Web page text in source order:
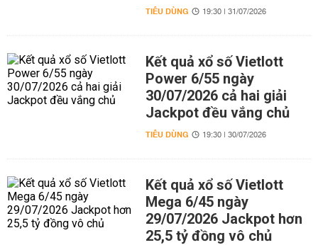
TIÊU DÙNG 19:30 | 31/07/2026
Kết quả xổ số Vietlott
Power 6/55 ngày
30/07/2026 cả hai giải
Jackpot đều vắng chủ
TIÊU DÙNG 19:30 | 30/07/2026
Kết quả xổ số Vietlott
Mega 6/45 ngày
29/07/2026 Jackpot hơn
25,5 tỷ đồng vô chủ